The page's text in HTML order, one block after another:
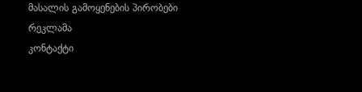
მასალის გამოყენების პირობები
რეკლამა
კონტაქტი